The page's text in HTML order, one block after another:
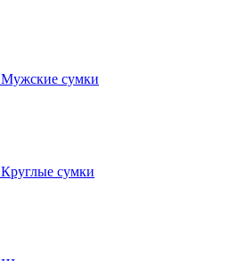
Мужские сумки
Круглые сумки